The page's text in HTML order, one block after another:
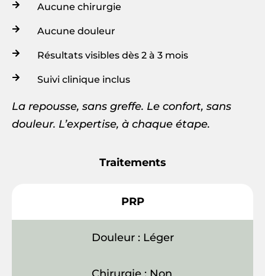
Traitements
PRP
Douleur : Léger
Aucune chirurgie
Aucune douleur
Résultats visibles dès 2 à 3 mois
Suivi clinique inclus
La repousse, sans greffe. Le confort, sans
douleur. L’expertise, à chaque étape.